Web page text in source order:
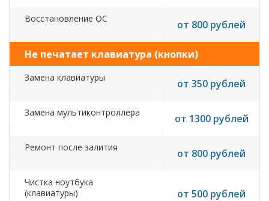
Восстановление ОС от 800 рублей
Не печатает клавиатура (кнопки)
Замена клавиатуры от 350 рублей
Замена мультиконтроллера от 1300 рублей
Ремонт после залития от 800 рублей
Чистка ноутбука
(клавиатуры)
от 500 рублей